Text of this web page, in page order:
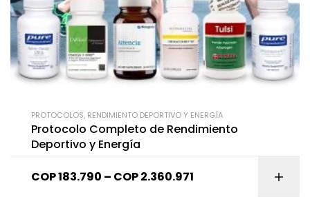
PROTOCOLOS, RENDIMIENTO DEPORTIVO Y ENERGÍA
Protocolo Completo de Rendimiento
Deportivo y Energía
COP183.790 – COP2.360.971